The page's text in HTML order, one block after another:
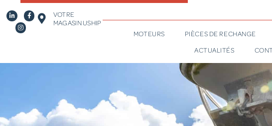
VOTRE
MAGASIN USHIP
MOTEURS
PIÈCES DE RECHANGE
ACTUALITÉS